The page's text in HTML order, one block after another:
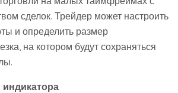
сделок. Трейдер может настроить
и определить размер
на котором будут сохраняться